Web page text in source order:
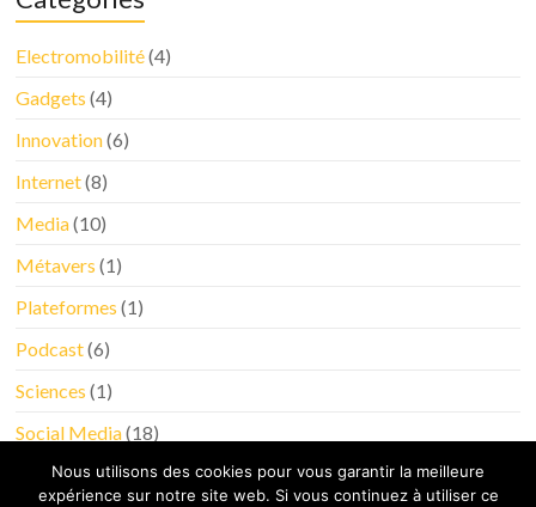
Electromobilité(4)
Gadgets (4)
Innovation(6)
Internet(8)
Media(10)
Métavers (1)
Plateformes (1)
Podcast(6)
Sciences (1)
Social Media(18)
Tableau de bord(4)
Nous utilisons des cookies pour vous garantir la meilleure
expérience sur notre site web. Si vous continuez à utiliser ce